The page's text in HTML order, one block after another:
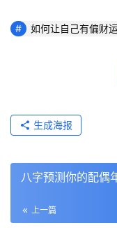
如何让自己有偏财
生成海报
八字预测你的配偶
上一篇